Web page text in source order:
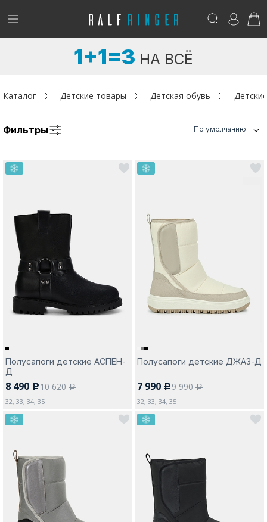
!
Женщинам
Акции / Новости
Адреса магазинов
О компании
Покупателям
Возникли вопросы? - club@ralf.ru
1+1=3 НА ВСЁ
Каталог Детские товары Детская обувь
Фильтры По умолчанию
Полусапоги детские АСПЕН-
Д
8 490 c10 620a
32, 33, 34, 35
Полусапоги детские ДЖАЗ-Д
7 990 c9 990a
32, 33, 34, 35